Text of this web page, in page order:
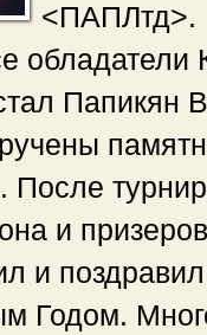
<ПАПЛтд>.
обладатели
Папикян
После
и
и
Годом.